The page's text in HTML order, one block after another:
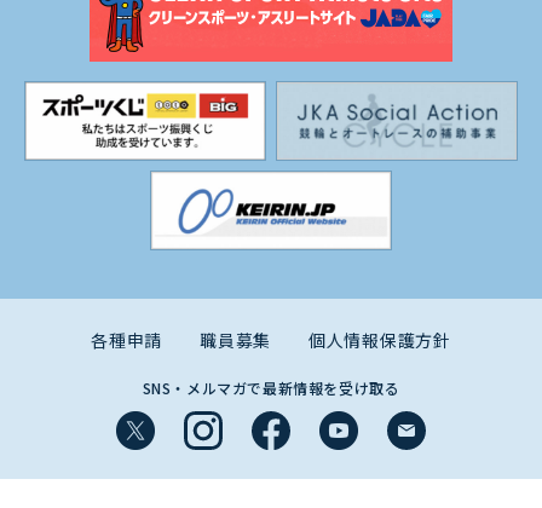
各種申請 職員募集 個人情報保護方針
SNS・メルマガで最新情報を受け取る